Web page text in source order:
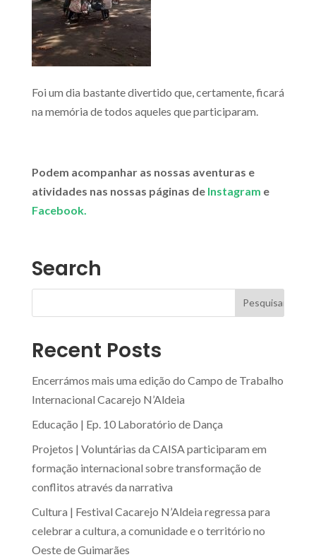
Foi um dia bastante divertido que, certamente, ficará
na memória de todos aqueles que participaram.
Podem acompanhar as nossas aventuras e
atividades nas nossas páginas de Instagram e
Facebook.
Search
Recent Posts
Encerrámos mais uma edição do Campo de Trabalho
Internacional Cacarejo N’Aldeia
Educação | Ep. 10 Laboratório de Dança
Projetos | Voluntárias da CAISA participaram em
formação internacional sobre transformação de
conflitos através da narrativa
Cultura | Festival Cacarejo N’Aldeia regressa para
celebrar a cultura, a comunidade e o território no
Oeste de Guimarães